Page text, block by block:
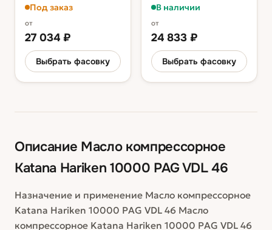
Под заказ
от
27 034 ₽
Выбрать фасовку
В наличии
от
24 833 ₽
Выбрать фасовку
Описание Масло компрессорное
Katana Hariken 10000 PAG VDL 46
Назначение и применение Масло компрессорное
Katana Hariken 10000 PAG VDL 46 Масло
компрессорное Katana Hariken 10000 PAG VDL 46